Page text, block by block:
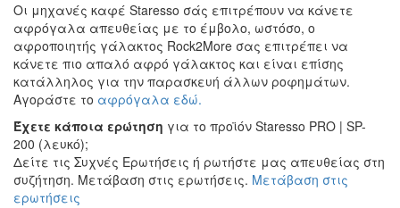
Οι μηχανές καφέ Staresso σάς επιτρέπουν να κάνετε
αφρόγαλα απευθείας με το έμβολο, ωστόσο, ο
αφροποιητής γάλακτος Rock2More σας επιτρέπει να
κάνετε πιο απαλό αφρό γάλακτος και είναι επίσης
κατάλληλος για την παρασκευή άλλων ροφημάτων.
Αγοράστε το αφρόγαλα εδώ.
Έχετε κάποια ερώτηση για το προϊόν Staresso PRO | SP-
200 (λευκό);
Δείτε τις Συχνές Ερωτήσεις ή ρωτήστε μας απευθείας στη
συζήτηση. Μετάβαση στις ερωτήσεις. Μετάβαση στις
ερωτήσεις